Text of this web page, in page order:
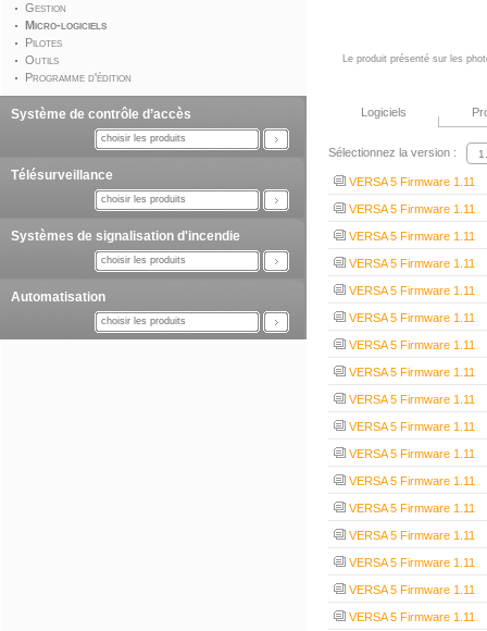
Gestion
Micro-logiciels
Pilotes
Outils
Programme d'édition
Système de contrôle d’accès
choisir les produits
Télésurveillance
choisir les produits
Systèmes de signalisation d'incendie
choisir les produits
Automatisation
choisir les produits
Le produit présenté sur les
Logiciels
Sélectionnez la version :
VERSA 5 Firmware 1.11
VERSA 5 Firmware 1.11
VERSA 5 Firmware 1.11
VERSA 5 Firmware 1.11
VERSA 5 Firmware 1.11
VERSA 5 Firmware 1.11
VERSA 5 Firmware 1.11
VERSA 5 Firmware 1.11
VERSA 5 Firmware 1.11
VERSA 5 Firmware 1.11
VERSA 5 Firmware 1.11
VERSA 5 Firmware 1.11
VERSA 5 Firmware 1.11
VERSA 5 Firmware 1.11
VERSA 5 Firmware 1.11
VERSA 5 Firmware 1.11
VERSA 5 Firmware 1.11